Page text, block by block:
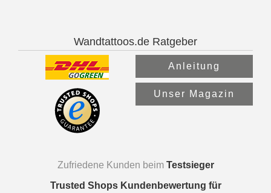
Wandtattoos.de Ratgeber
Anleitung
Unser Magazin
Zufriedene Kunden beim Testsieger
Trusted Shops Kundenbewertung für